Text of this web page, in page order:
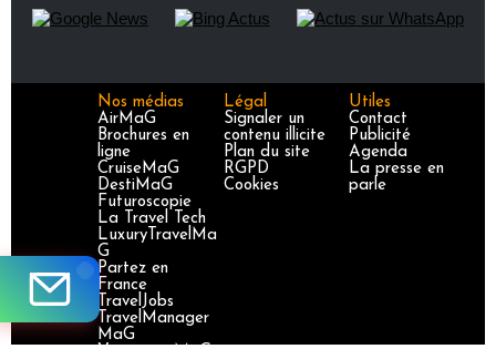
Nos médias
AirMaG
Brochures en
ligne
CruiseMaG
DestiMaG
Futuroscopie
La Travel Tech
LuxuryTravelMa
G
Partez en
France
TravelJobs
TravelManager
MaG
Légal
Signaler un
contenu illicite
Plan du site
RGPD
Cookies
Utiles
Contact
Publicité
Agenda
La presse en
parle